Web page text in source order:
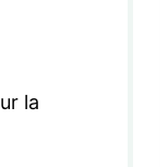
la